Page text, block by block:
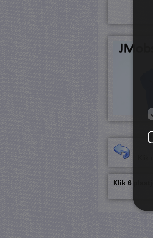
Klik
Klik 6